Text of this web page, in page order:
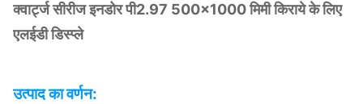
क्वार्ट्ज सीरीज इनडोर पी2.97 500×1000 मिमी किराये के लिए
एलईडी डिस्प्ले
उत्पाद का वर्णन: